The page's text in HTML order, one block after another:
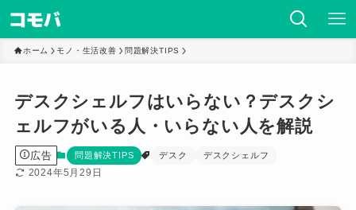
ホーム モノ・生活改善 問題解決TIPS
デスクシェルフはいらない？デスクシ
ェルフがいる人・いらない人を解説
広告 問題解決TIPS デスク デスクシェルフ
2024年5月29日